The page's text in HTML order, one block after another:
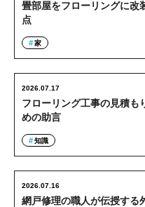
畳部屋をフローリングに改
点
家
フローリング工事の見積も
めの助言
2026.07.17
知識
網戸修理の職人が伝授する
2026.07.16